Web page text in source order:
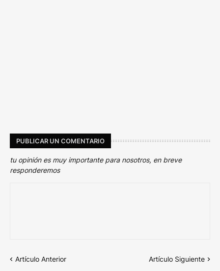
PUBLICAR UN COMENTARIO
tu opinión es muy importante para nosotros, en breve
responderemos
Artículo Anterior Artículo Siguiente